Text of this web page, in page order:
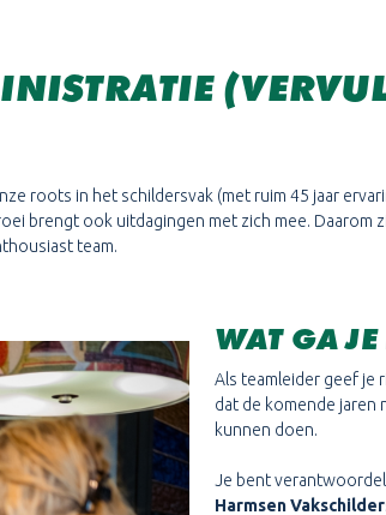
roots in het schildersvak (met ruim 45 jaar
brengt ook uitdagingen met zich mee. Daarom
team.
WAT GA
Als teamleider geef je
dat de komende jaren
kunnen doen.
Je bent
Harmsen